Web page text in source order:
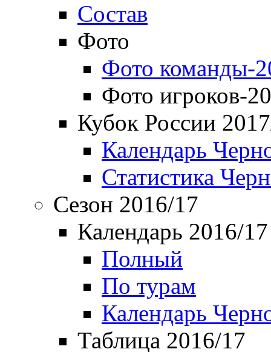
Состав
Фото
Фото команды-
Фото игроков-
Кубок России
Календарь
Статистика
Сезон 2016/17
Календарь 2016/17
Полный
По турам
Календарь
Таблица 2016/17